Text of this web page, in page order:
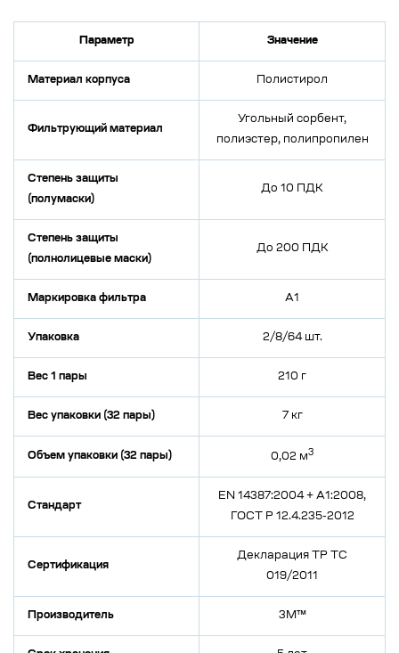
Параметр Значение
Материал корпуса Полистирол
Фильтрующий материал
Угольный сорбент,
полиэстер, полипропилен
Степень защиты
(полумаски)
До 10 ПДК
Степень защиты
(полнолицевые маски)
До 200 ПДК
Маркировка фильтра А1
Упаковка 2/8/64 шт.
Вес 1 пары 210 г
Вес упаковки (32 пары) 7 кг
Объем упаковки (32 пары) 0,02 м3
Стандарт
EN 14387:2004 + A1:2008,
ГОСТ Р 12.4.235-2012
Сертификация
Декларация ТР ТС
019/2011
Производитель 3M™